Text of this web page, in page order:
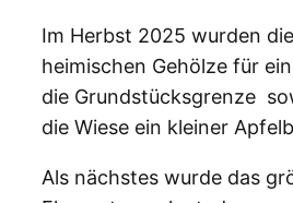
Im Herbst 2025 wurden
heimischen Gehölze für
die Grundstücksgrenze
die Wiese ein kleiner
Als nächstes wurde das